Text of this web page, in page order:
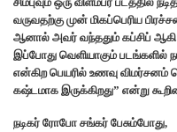
வருவதற்கு முன் மிகப்பெரிய
ஆனால் அவர் வந்ததும் கப்சிப்
இப்போது வெளியாகும் படங்களில்
என்கிற பெயரில் உணவு விமர்சனம்
கஷ்டமாக இருக்கிறது” என்று
நடிகர் ரோபோ சங்கர் பேசும்போது,